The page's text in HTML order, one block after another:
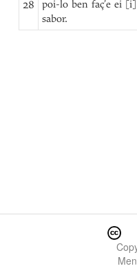
28
poi-lo ben faç’e ei
sabor.